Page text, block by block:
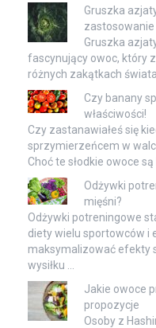
Gruszka
zastosowanie
Gruszka
fascynujący owoc, który
różnych zakątkach
Czy banany
właściwości!
Czy zastanawiałeś się
sprzymierzeńcem w
Choć te słodkie owoce
Odżywki
mięśni?
Odżywki potreningowe
diety wielu sportowców i
maksymalizować efekty
wysiłku …
Jakie owoce
propozycje
Osoby z